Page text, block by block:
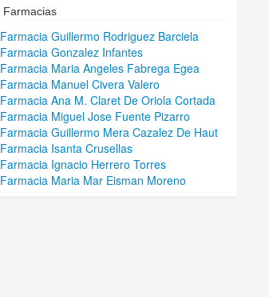
Farmacias
Farmacia Guillermo Rodriguez Barciela
Farmacia Gonzalez Infantes
Farmacia Maria Angeles Fabrega Egea
Farmacia Manuel Civera Valero
Farmacia Ana M. Claret De Oriola Cortada
Farmacia Miguel Jose Fuente Pizarro
Farmacia Guillermo Mera Cazalez De Haut
Farmacia Isanta Crusellas
Farmacia Ignacio Herrero Torres
Farmacia Maria Mar Eisman Moreno